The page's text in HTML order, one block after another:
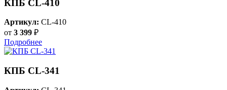
КПБ CL-410
Артикул: CL-410
от 3 399 ₽
Подробнее
КПБ CL-341